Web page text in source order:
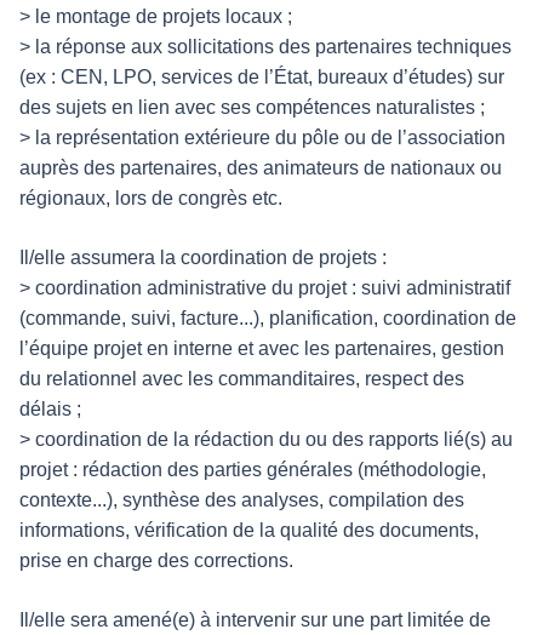
> le montage de projets locaux ;
> la réponse aux sollicitations des partenaires techniques
(ex : CEN, LPO, services de l’État, bureaux d’études) sur
des sujets en lien avec ses compétences naturalistes ;
> la représentation extérieure du pôle ou de l’association
auprès des partenaires, des animateurs de nationaux ou
régionaux, lors de congrès etc.
Il/elle assumera la coordination de projets :
> coordination administrative du projet : suivi administratif
(commande, suivi, facture...), planification, coordination de
l’équipe projet en interne et avec les partenaires, gestion
du relationnel avec les commanditaires, respect des
délais ;
> coordination de la rédaction du ou des rapports lié(s) au
projet : rédaction des parties générales (méthodologie,
contexte...), synthèse des analyses, compilation des
informations, vérification de la qualité des documents,
prise en charge des corrections.
Il/elle sera amené(e) à intervenir sur une part limitée de